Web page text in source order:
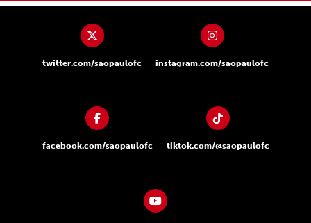
twitter.com/saopaulofc instagram.com/saopaulofc
facebook.com/saopaulofc tiktok.com/@saopaulofc